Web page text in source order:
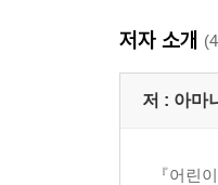
저자 소개
저 : 아마
『어린